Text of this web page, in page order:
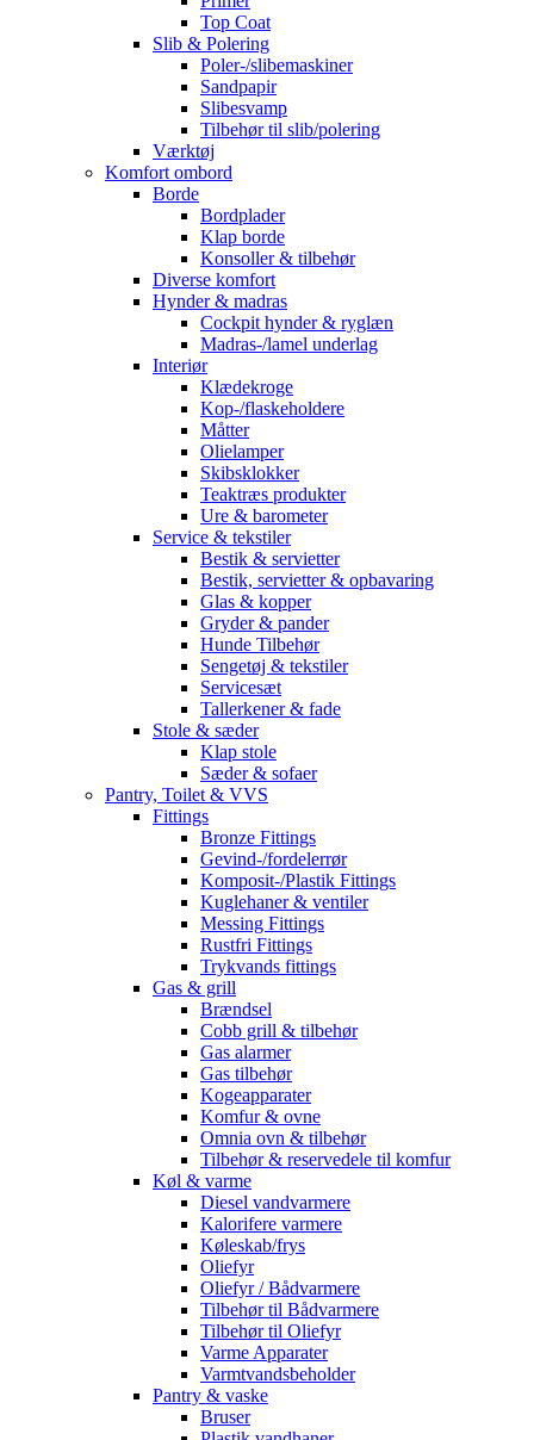
Top Coat
Slib & Polering
Poler-/slibemaskiner
Sandpapir
Slibesvamp
Tilbehør til slib/polering
Værktøj
Komfort ombord
Borde
Bordplader
Klap borde
Konsoller & tilbehør
Diverse komfort
Hynder & madras
Cockpit hynder & ryglæn
Madras-/lamel underlag
Interiør
Klædekroge
Kop-/flaskeholdere
Måtter
Olielamper
Skibsklokker
Teaktræs produkter
Ure & barometer
Service & tekstiler
Bestik & servietter
Bestik, servietter & opbavaring
Glas & kopper
Gryder & pander
Hunde Tilbehør
Sengetøj & tekstiler
Servicesæt
Tallerkener & fade
Stole & sæder
Klap stole
Sæder & sofaer
Pantry, Toilet & VVS
Fittings
Bronze Fittings
Gevind-/fordelerrør
Komposit-/Plastik Fittings
Kuglehaner & ventiler
Messing Fittings
Rustfri Fittings
Trykvands fittings
Gas & grill
Brændsel
Cobb grill & tilbehør
Gas alarmer
Gas tilbehør
Kogeapparater
Komfur & ovne
Omnia ovn & tilbehør
Tilbehør & reservedele til komfur
Køl & varme
Diesel vandvarmere
Kalorifere varmere
Køleskab/frys
Oliefyr
Oliefyr / Bådvarmere
Tilbehør til Bådvarmere
Tilbehør til Oliefyr
Varme Apparater
Varmtvandsbeholder
Pantry & vaske
Bruser